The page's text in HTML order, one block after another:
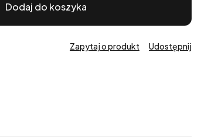
Dodaj do koszyka
Zapytaj o produkt Udostępnij